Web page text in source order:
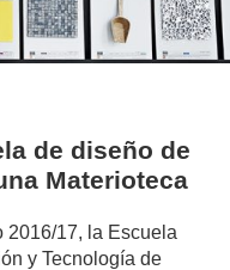
de diseño de
Materioteca
2016/17, la Escuela
y Tecnología de